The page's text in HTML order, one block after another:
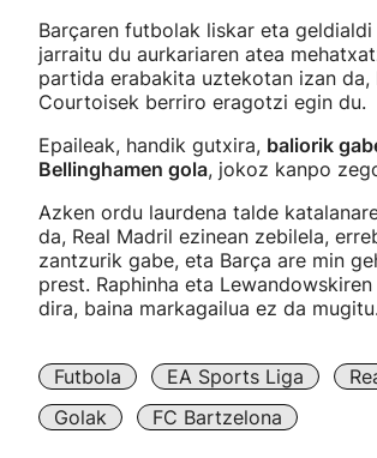
Barçaren futbolak liskar eta
jarraitu du aurkariaren atea
partida erabakita uztekotan izan da,
Courtoisek berriro eragotzi egin du.
Epaileak, handik gutxira, baliorik
Bellinghamen gola, jokoz kanpo
Azken ordu laurdena talde
da, Real Madril ezinean zebilela,
zantzurik gabe, eta Barça are min
prest. Raphinha eta
dira, baina markagailua ez da mugitu.
Futbola EA Sports Liga
Golak
FC Bartzelona